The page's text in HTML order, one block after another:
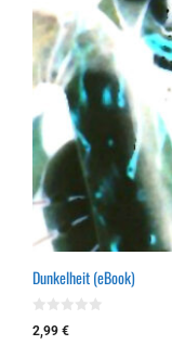
Dunkelheit (eBook)
0
v
2,99 €